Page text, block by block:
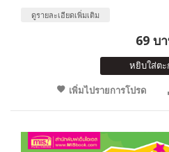
ดูรายละเอียดเพิ่มเติม
69 บ
หยิบใส่ตะ
เพิ่มไปรายการโปรด